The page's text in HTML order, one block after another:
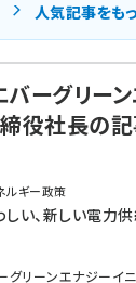
人気記事をも
ーグリーン
役社長の記
ルギー政策
い、新しい電力供
リーンエナジーイニ